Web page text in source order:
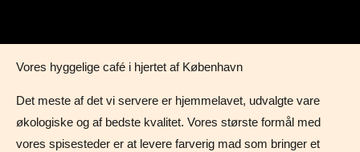
Vores hyggelige café i hjertet af København
Det meste af det vi servere er hjemmelavet, udvalgte vare
økologiske og af bedste kvalitet. Vores største formål med
vores spisesteder er at levere farverig mad som bringer et